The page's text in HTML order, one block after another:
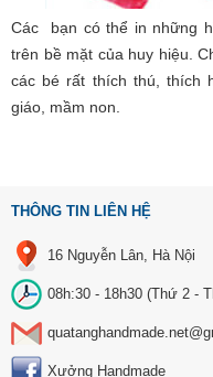
Các bạn có thể in những
trên bề mặt của huy hiệu.
các bé rất thích thú, thích
giáo, mầm non.
THÔNG TIN LIÊN HỆ
16 Nguyễn Lân, Hà Nội
08h:30 - 18h30 (Thứ 2 -
Xưởng Handmade